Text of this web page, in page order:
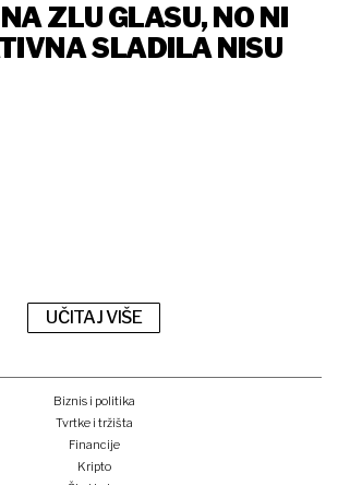
ZLU GLASU, NO NI
SLADILA NISU
UČITAJ VIŠE
Biznis i politika
Tvrtke i tržišta
Financije
Kripto